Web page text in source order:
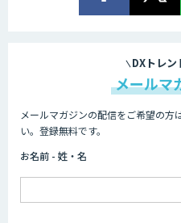
DXトレン
メールマ
メールマガジンの配信をご希望の方
い。登録無料です。
お名前 - 姓・名